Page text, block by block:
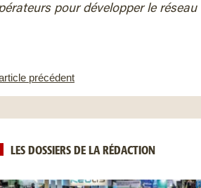
pour développer le
précédent
LES DOSSIERS DE LA RÉDACTION